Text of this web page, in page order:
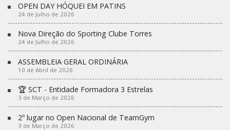
OPEN DAY HÓQUEI EM PATINS
24 de Julho de 2026
Nova Direção do Sporting Clube Torres
24 de Julho de 2026
ASSEMBLEIA GERAL ORDINÁRIA
10 de Abril de 2026
🏆 SCT - Entidade Formadora 3 Estrelas
3 de Março de 2026
2º lugar no Open Nacional de TeamGym
3 de Março de 2026